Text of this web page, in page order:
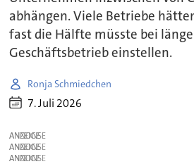
abhängen. Viele Betriebe
fast die Hälfte müsste bei
Geschäftsbetrieb einstellen.
Ronja Schmiedchen
7. Juli 2026
ANZEIGE
ANZEIGE
ANZEIGE